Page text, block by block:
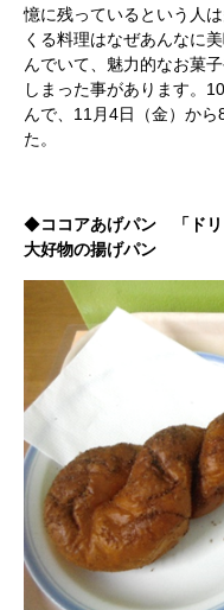
憶に残っているという人
くる料理はなぜあんなに
んでいて、魅力的なお菓
しまった事があります。
んで、11月4日（金）か
た。
◆ココアあげパン 「ドリ
大好物の揚げパン